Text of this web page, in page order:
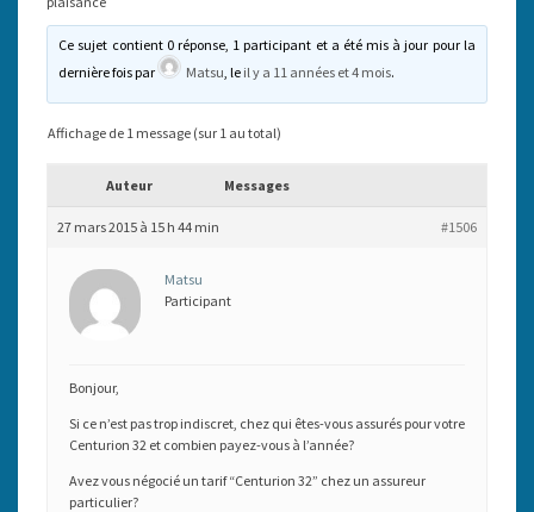
Ce sujet contient 0 réponse, 1 participant et a été mis à jour pour la
dernière fois par
Matsu , le il y a 11 années et 4 mois.
Affichage de 1 message (sur 1 au total)
Auteur Messages
27 mars 2015 à 15 h 44 min #1506
Matsu
Participant
Bonjour,
Si ce n’est pas trop indiscret, chez qui êtes-vous assurés pour votre
Centurion 32 et combien payez-vous à l’année?
Avez vous négocié un tarif “Centurion 32” chez un assureur
particulier?